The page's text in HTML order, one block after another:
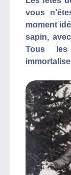
vous
moment
sapin,
Tous